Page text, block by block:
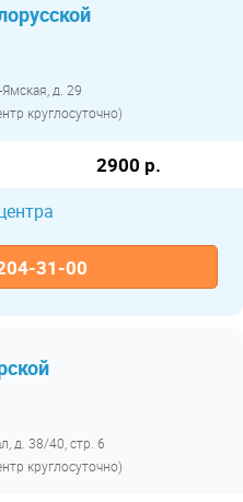
д. 29
круглосуточно)
2900 р.
31-00
д. 38/40, стр. 6
круглосуточно)